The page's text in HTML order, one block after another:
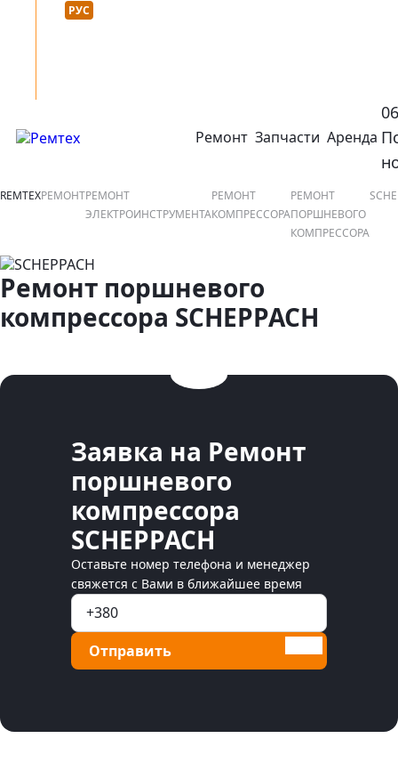
Язык сайта :
РУС
открыть или закрыть навигационное меню
Ремонт Запчасти Аренда
REMTEXРЕМОНТРЕМОНТ
ЭЛЕКТРОИНСТРУМЕНТА
РЕМОНТ
КОМПРЕССОРА
РЕМОНТ
ПОРШНЕВОГО
КОМПРЕССОРА
Ремонт поршневого
компрессора SCHEPPACH
Заявка на Ремонт
поршневого
компрессора
SCHEPPACH
Оставьте номер телефона и менеджер
свяжется с Вами в ближайшее время
Отправить